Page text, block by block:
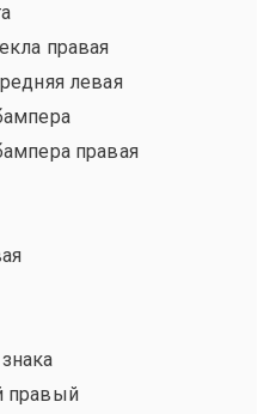
правая
левая
правая
правый